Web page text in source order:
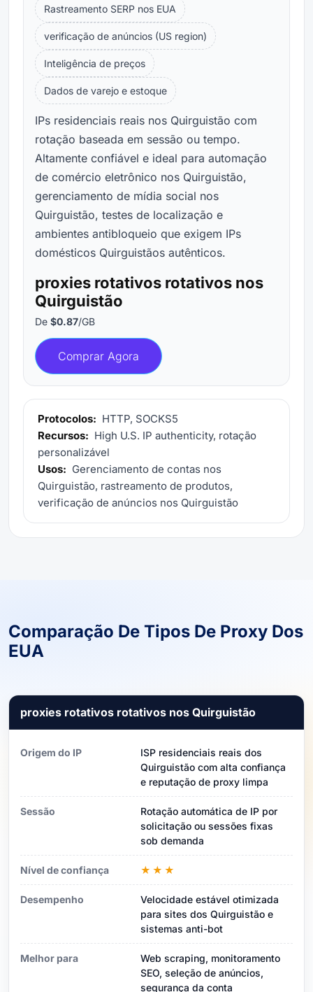
Rastreamento SERP nos EUA
verificação de anúncios (US region)
Inteligência de preços
Dados de varejo e estoque
IPs residenciais reais nos Quirguistão com
rotação baseada em sessão ou tempo.
Altamente confiável e ideal para automação
de comércio eletrônico nos Quirguistão,
gerenciamento de mídia social nos
Quirguistão, testes de localização e
ambientes antibloqueio que exigem IPs
domésticos Quirguistãos autênticos.
proxies rotativos rotativos nos
Quirguistão
De $0.87/GB
Comprar Agora
Protocolos: HTTP, SOCKS5
Recursos: High U.S. IP authenticity, rotação
personalizável
Usos: Gerenciamento de contas nos
Quirguistão, rastreamento de produtos,
verificação de anúncios nos Quirguistão
Comparação De Tipos De Proxy Dos
EUA
proxies rotativos rotativos nos Quirguistão
Origem do IP
ISP residenciais reais dos
Quirguistão com alta confiança
e reputação de proxy limpa
Sessão
Rotação automática de IP por
solicitação ou sessões fixas
sob demanda
Nível de confiança ★★★
Desempenho
Velocidade estável otimizada
para sites dos Quirguistão e
sistemas anti-bot
Melhor para
Web scraping, monitoramento
SEO, seleção de anúncios,
segurança da conta